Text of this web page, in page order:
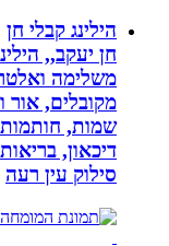
הילינג קבלי חן
חן יעקב,, הילינג
משלימה
מקובלים, אור וסוד
שמות, חותמות
דיכאון,
סילוק עין רעה